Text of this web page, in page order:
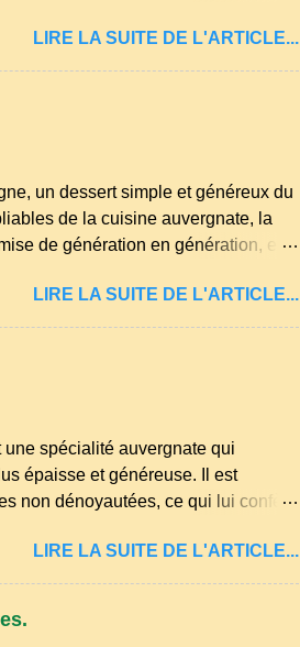
herbes : Il empêche la lumière
Protection contre les
la chaleur excessive en été.
se décomposent et
LIRE LA SUITE DE L'ARTICLE...
un dessert simple et généreux du
de la cuisine auvergnate, la
de génération en génération, elle
nourrissantes et pleines de
du Cantal ou de la Haute‑Loire,
avec les ingrédients les plus
de savoir‑faire. Comme beaucoup
LIRE LA SUITE DE L'ARTICLE...
spécialité auvergnate qui
épaisse et généreuse. Il est
non dénoyautées, ce qui lui confère
, la tradition les recommande . Il
verre de lait, 1 pincée de sel et 30 g
sur un torchon.
LIRE LA SUITE DE L'ARTICLE...